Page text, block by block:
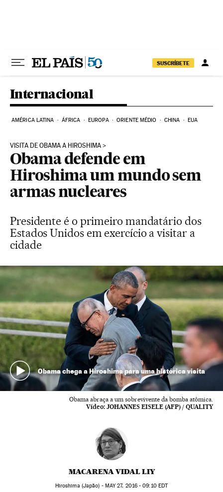
SUSCRÍBETE
Internacional
AMÉRICA LATINA ÁFRICA EUROPA ORIENTE MÉDIO CHINA EUA
VISITA DE OBAMA A HIROSHIMA
Obama defende em
Hiroshima um mundo sem
armas nucleares
Presidente é o primeiro mandatário dos
Estados Unidos em exercício a visitar a
cidade
Obama chega a Hiroshima para uma histórica visita
Obama abraça a um sobrevivente da bomba atômica.
Vídeo: JOHANNES EISELE (AFP) / QUALITY
MACARENA VIDAL LIY
Hiroshima (Japão) - MAY27, 2016 - 09:10EDT